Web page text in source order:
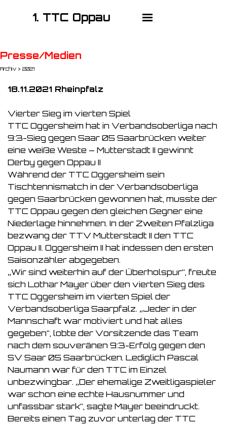
1. TTC Oppau
Presse/Medien
Archiv > 2021
18.11.2021 Rheinpfalz
Vierter Sieg im vierten Spiel
TTC Oggersheim hat in Verbandsoberliga nach
9:3-Sieg gegen Saar 05 Saarbrücken weiter
eine weiße Weste – Mutterstadt II gewinnt
Derby gegen Oppau II
Während der TTC Oggersheim sein
Tischtennismatch in der Verbandsoberliga
gegen Saarbrücken gewonnen hat, musste der
TTC Oppau gegen den gleichen Gegner eine
Niederlage hinnehmen. In der Zweiten Pfalzliga
bezwang der TTV Mutterstadt II den TTC
Oppau II. Oggersheim II hat indessen den ersten
Saisonzähler abgegeben.
„Wir sind weiterhin auf der Überholspur“, freute
sich Lothar Mayer über den vierten Sieg des
TTC Oggersheim im vierten Spiel der
Verbandsoberliga Saarpfalz. „Jeder in der
Mannschaft war motiviert und hat alles
gegeben“, lobte der Vorsitzende das Team
nach dem souveränen 9:3-Erfolg gegen den
SV Saar 05 Saarbrücken. Lediglich Pascal
Naumann war für den TTC im Einzel
unbezwingbar. „Der ehemalige Zweitligaspieler
war schon eine echte Hausnummer und
unfassbar stark“, sagte Mayer beeindruckt.
Bereits einen Tag zuvor unterlag der TTC